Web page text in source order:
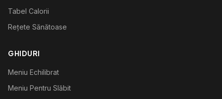
Tabel Calorii
Rețete Sănătoase
GHIDURI
Meniu Echilibrat
Meniu Pentru Slăbit